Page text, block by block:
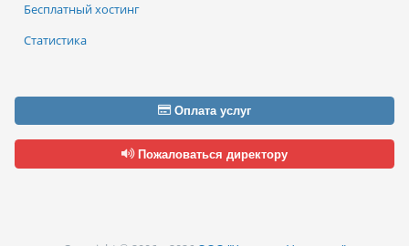
Бесплатный хостинг
Статистика
Оплата услуг
Пожаловаться директору